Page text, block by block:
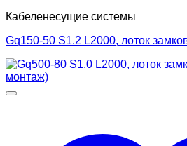
Кабеленесущие системы
Gq150-50 S1.2 L2000, лоток